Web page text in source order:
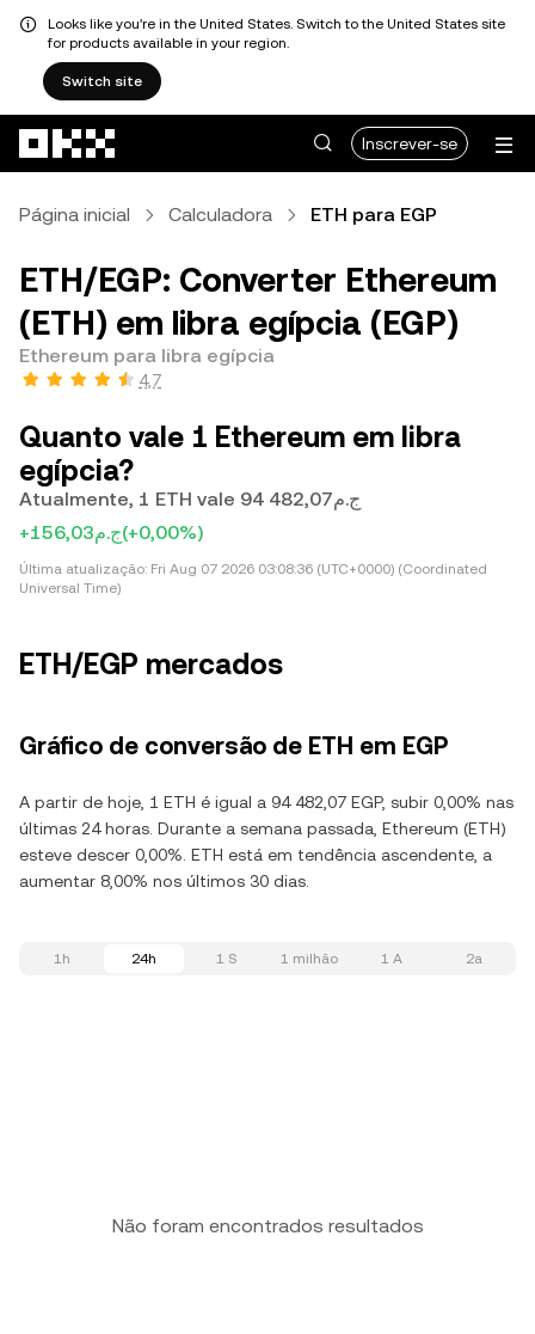
Looks like you're in the United States. Switch to the United States site
for products available in your region.
Switch site
Inscrever-se
Página inicial Calculadora ETH para EGP
ETH/EGP: Converter Ethereum
(ETH) em libra egípcia (EGP)
Ethereum para libra egípcia
4,7
Quanto vale 1 Ethereum em libra
egípcia?
Atualmente, 1 ETH vale ج.م94 482,07
+ج.م156,03(+0,00%)
Última atualização: Fri Aug 07 2026 03:08:36 (UTC+0000) (Coordinated
Universal Time)
ETH/EGP mercados
Gráfico de conversão de ETH em EGP
A partir de hoje, 1 ETH é igual a 94 482,07 EGP, subir 0,00% nas
últimas 24 horas. Durante a semana passada, Ethereum (ETH)
esteve descer 0,00%. ETH está em tendência ascendente, a
aumentar 8,00% nos últimos 30 dias.
1h 24h 1 S 1 milhão 1 A 2a
Não foram encontrados resultados